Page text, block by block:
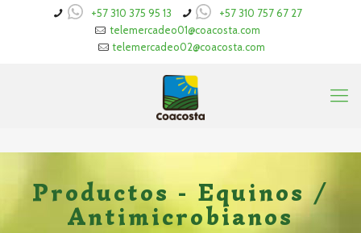
+57 310 375 95 13
+57 310 757 67 27
telemercadeo01@coacosta.com
telemercadeo02@coacosta.com
Productos - Equinos /
Antimicrobianos